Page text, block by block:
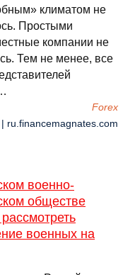
климатом не
Простыми
компании не
Тем не менее, все
Forex
ru.financemagnates.com
военно-
обществе
военных на